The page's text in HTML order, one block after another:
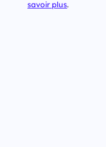
savoir plus.